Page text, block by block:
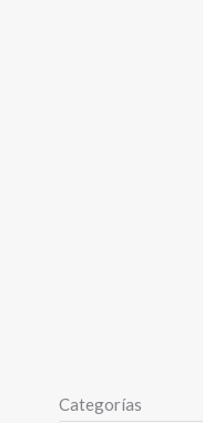
Categorías